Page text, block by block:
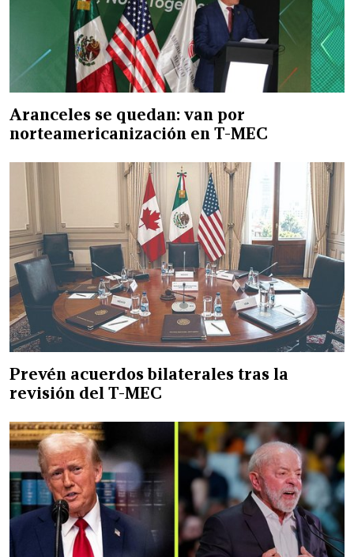
Aranceles se quedan: van por
norteamericanización en T-MEC
Prevén acuerdos bilaterales tras la
revisión del T-MEC